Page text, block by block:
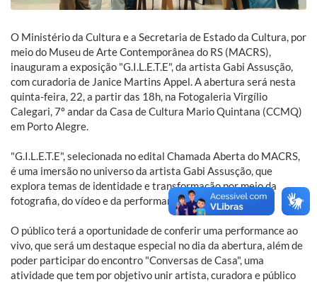
O Ministério da Cultura e a Secretaria de Estado da Cultura, por
meio do Museu de Arte Contemporânea do RS (MACRS),
inauguram a exposição "G.I.L.E.T.E", da artista Gabi Assusção,
com curadoria de Janice Martins Appel. A abertura será nesta
quinta-feira, 22, a partir das 18h, na Fotogaleria Virgílio
Calegari, 7º andar da Casa de Cultura Mario Quintana (CCMQ)
em Porto Alegre.
"G.I.L.E.T.E", selecionada no edital Chamada Aberta do MACRS,
é uma imersão no universo da artista Gabi Assusção, que
explora temas de identidade e transformação por meio da
fotografia, do vídeo e da performance.
O público terá a oportunidade de conferir uma performance ao
vivo, que será um destaque especial no dia da abertura, além de
poder participar do encontro "Conversas de Casa", uma
atividade que tem por objetivo unir artista, curadora e público